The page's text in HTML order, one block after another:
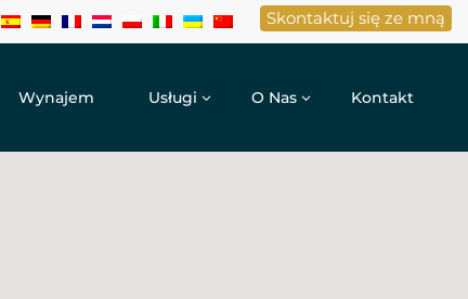
Skontaktuj się ze mną
Wynajem Usługi O Nas Kontakt